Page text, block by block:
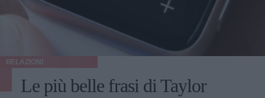
RELAZIONI
Le più belle frasi di Taylor